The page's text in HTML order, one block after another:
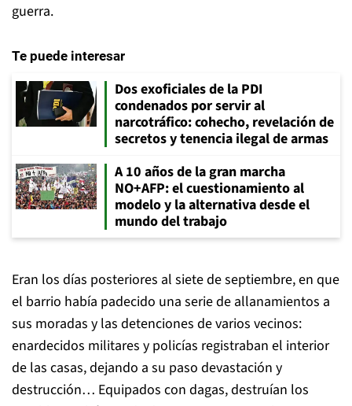
guerra.
Te puede interesar
Dos exoficiales de la PDI
condenados por servir al
narcotráfico: cohecho, revelación de
secretos y tenencia ilegal de armas
A 10 años de la gran marcha
NO+AFP: el cuestionamiento al
modelo y la alternativa desde el
mundo del trabajo
Eran los días posteriores al siete de septiembre, en que
el barrio había padecido una serie de allanamientos a
sus moradas y las detenciones de varios vecinos:
enardecidos militares y policías registraban el interior
de las casas, dejando a su paso devastación y
destrucción… Equipados con dagas, destruían los